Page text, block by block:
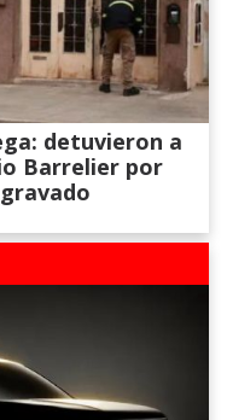
detuvieron a
Barrelier por